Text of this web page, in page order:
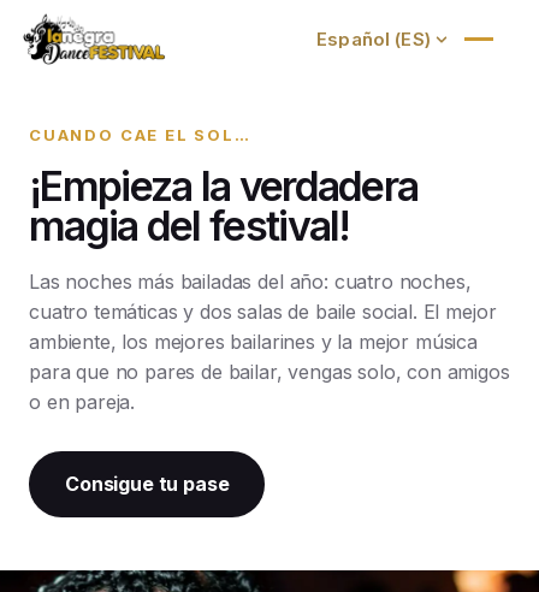
Salsa & Bachata hasta el amanecer
CUANDO CAE EL SOL…
¡Empieza la verdadera
magia del festival!
Las noches más bailadas del año: cuatro noches,
cuatro temáticas y dos salas de baile social. El mejor
ambiente, los mejores bailarines y la mejor música
para que no pares de bailar, vengas solo, con amigos
o en pareja.
Consigue tu pase